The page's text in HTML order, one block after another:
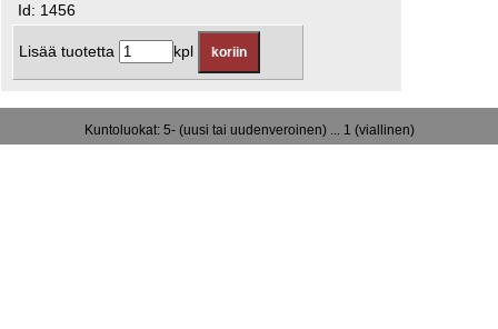
Id: 1456
Lisää tuotetta kpl
Kuntoluokat: 5- (uusi tai uudenveroinen) ... 1 (viallinen)